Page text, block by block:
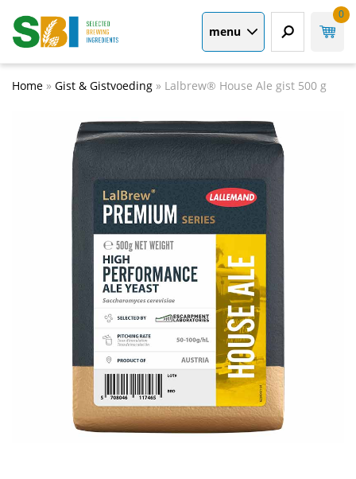
menu
0
Home » Gist & Gistvoeding » Lalbrew® House Ale gist 500 g